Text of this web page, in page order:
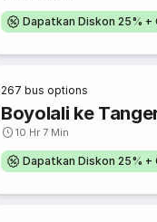
Dapatkan Diskon 25% +
267 bus options
Boyolali ke
10 Hr 7 Min
Dapatkan Diskon 25% +